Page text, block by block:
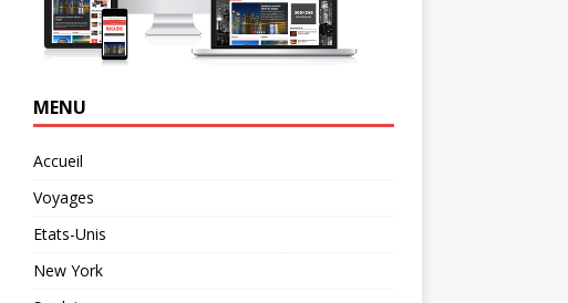
MENU
Accueil
Voyages
Etats-Unis
New York